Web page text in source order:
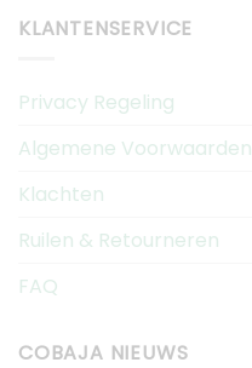
KLANTENSERVICE
Privacy Regeling
Algemene Voorwaarden
Klachten
Ruilen & Retourneren
FAQ
COBAJA NIEUWS